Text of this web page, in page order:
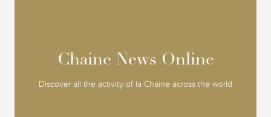
Chaine News Online
Discover all the activity of la Chaine across the world
Chaine News Online